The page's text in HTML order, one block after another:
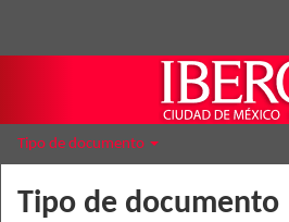
Tipo de documento
Tipo de documento